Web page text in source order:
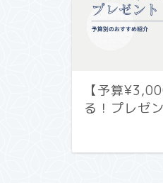
【予算
る！プレゼ